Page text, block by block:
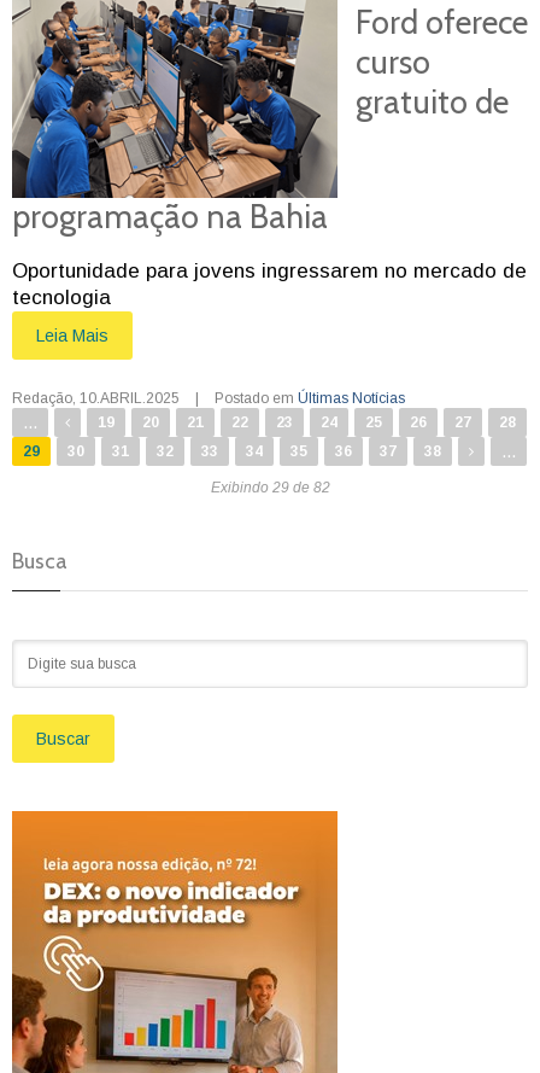
Ford oferece
curso
gratuito de
programação na Bahia
Oportunidade para jovens ingressarem no mercado de
tecnologia
Leia Mais
Redação 10.ABRIL.2025 | Postado em Últimas Notícias
... 19 20 21 22 23 24 25 26 27
28
29
30 31 32 33 34 35 36 37 38 ...
Exibindo 29 de 82
Busca
Buscar